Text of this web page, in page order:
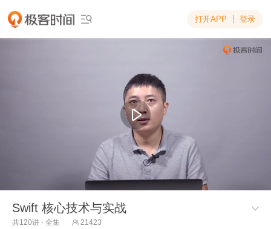
 打开APP 登录
Swift 核心技术与实战 
共120讲 · 全集  21423